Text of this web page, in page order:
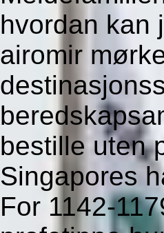
hvordan kan
airomir
bestille uten
Singapores
For 1142-